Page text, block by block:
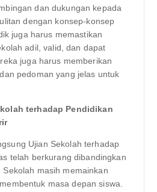
dan dukungan kepada
dengan konsep-konsep
juga harus memastikan
adil, valid, dan dapat
juga harus memberikan
pedoman yang jelas untuk
terhadap Pendidikan
Ujian Sekolah terhadap
telah berkurang dibandingkan
masih memainkan
masa depan siswa.